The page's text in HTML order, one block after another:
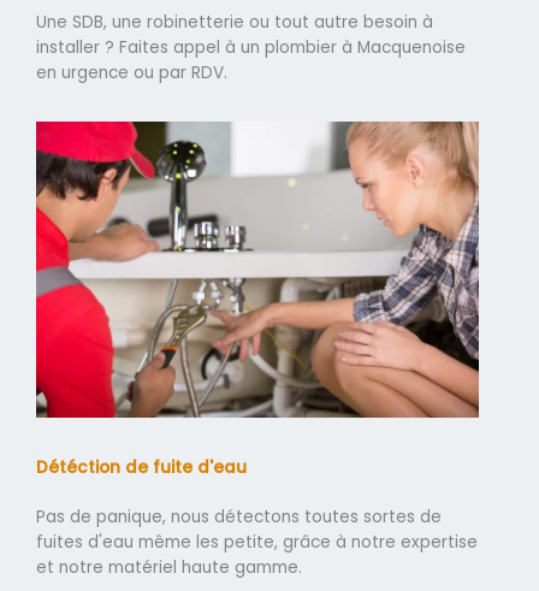
Une SDB, une robinetterie ou tout autre besoin à
installer ? Faites appel à un plombier à Macquenoise
en urgence ou par RDV.
Détéction de fuite d'eau
Pas de panique, nous détectons toutes sortes de
fuites d'eau même les petite, grâce à notre expertise
et notre matériel haute gamme.